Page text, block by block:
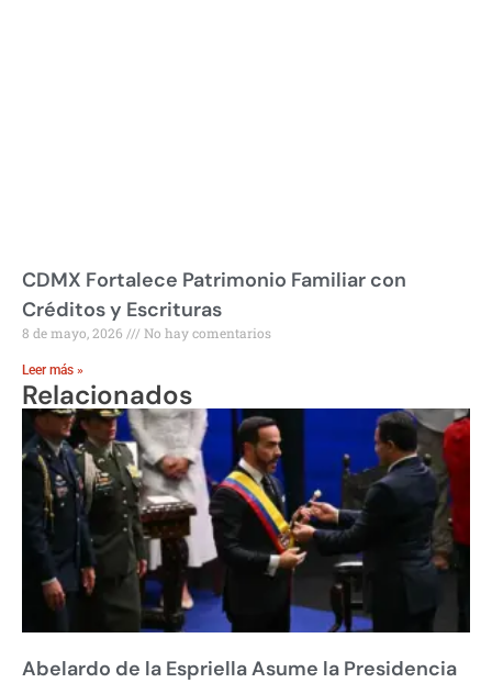
CDMX Fortalece Patrimonio Familiar con
Créditos y Escrituras
8 de mayo, 2026 No hay comentarios
Leer más »
Relacionados
Abelardo de la Espriella Asume la Presidencia